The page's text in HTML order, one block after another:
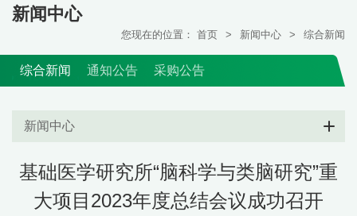
新闻中心
您现在的位置： 首页 > 新闻中心 > 综合新闻
综合新闻 通知公告 采购公告
新闻中心
基础医学研究所“脑科学与类脑研究”重
大项目2023年度总结会议成功召开